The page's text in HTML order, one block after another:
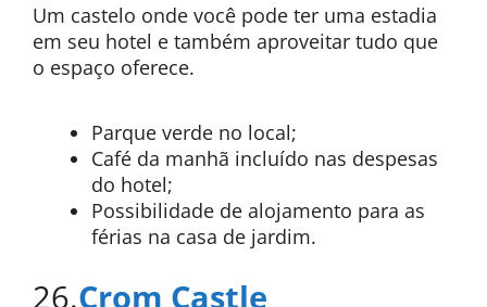
Um castelo onde você pode ter uma estadia
em seu hotel e também aproveitar tudo que
o espaço oferece.
Parque verde no local;
Café da manhã incluído nas despesas
do hotel;
Possibilidade de alojamento para as
férias na casa de jardim.
26.Crom Castle